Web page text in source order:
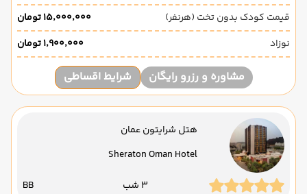
قیمت کودک بدون تخت (هرنفر)
۱۵٬۰۰۰٬۰۰۰ تومان
نوزاد
۱٬۹۰۰٬۰۰۰ تومان
مشاوره و رزرو رایگان شرایط اقساطی
هتل شرایتون عمان
Sheraton Oman Hotel
3 شب BB